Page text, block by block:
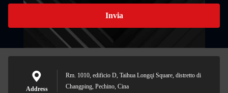
Invia
Address
Rm. 1010, edificio D, Taihua Longqi Square, distretto di
Changping, Pechino, Cina